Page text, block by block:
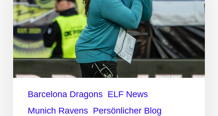
nichts
vorzuwerfen
Barcelona Dragons ELF News
Munich Ravens Persönlicher Blog